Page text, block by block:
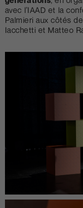
avec l’IAAD et la
Palmieri aux côtés
Iacchetti et Matteo